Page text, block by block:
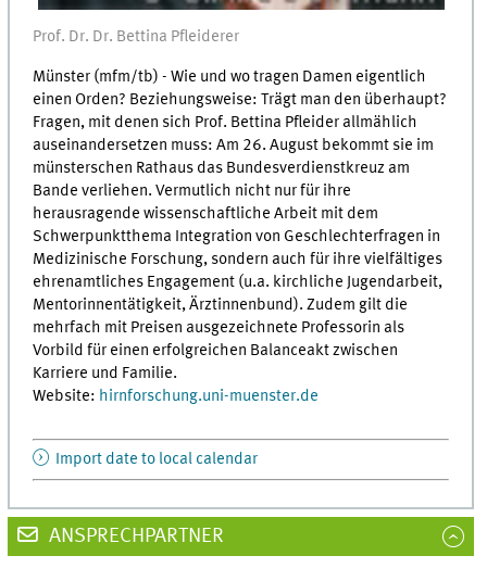
Prof. Dr. Dr. Bettina Pfleiderer
Münster (mfm/tb) - Wie und wo tragen Damen eigentlich
einen Orden? Beziehungsweise: Trägt man den überhaupt?
Fragen, mit denen sich Prof. Bettina Pfleider allmählich
auseinandersetzen muss: Am 26. August bekommt sie im
münsterschen Rathaus das Bundesverdienstkreuz am
Bande verliehen. Vermutlich nicht nur für ihre
herausragende wissenschaftliche Arbeit mit dem
Schwerpunktthema Integration von Geschlechterfragen in
Medizinische Forschung, sondern auch für ihre vielfältiges
ehrenamtliches Engagement (u.a. kirchliche Jugendarbeit,
Mentorinnentätigkeit, Ärztinnenbund). Zudem gilt die
mehrfach mit Preisen ausgezeichnete Professorin als
Vorbild für einen erfolgreichen Balanceakt zwischen
Karriere und Familie.
Website: hirnforschung.uni-muenster.de
Import date to local calendar
ANSPRECHPARTNER